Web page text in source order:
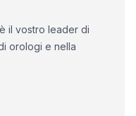
il vostro leader di
orologi e nella